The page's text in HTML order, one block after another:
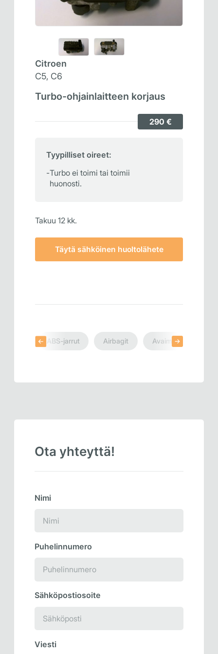
Citroen
C5, C6
Turbo-ohjainlaitteen korjaus
290 €
Tyypilliset oireet:
Turbo ei toimi tai toimii
huonosti.
Takuu 12 kk.
Täytä sähköinen huoltolähete
ABS-jarrut Airbagit Avaimet
Ota yhteyttä!
Nimi
Puhelinnumero
Sähköpostiosoite
Viesti